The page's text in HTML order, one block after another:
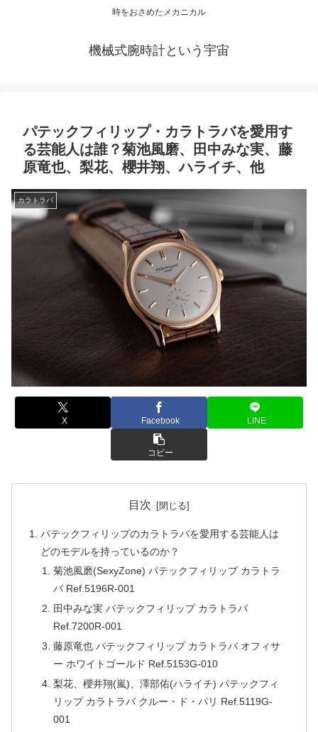
時をおさめたメカニカル
機械式腕時計という宇宙
パテックフィリップ・カラトラバを愛用す
る芸能人は誰？菊池風磨、田中みな実、藤
原竜也、梨花、櫻井翔、ハライチ、他
カラトラバ
X Facebook LINE
コピー
目次
パテックフィリップのカラトラバを愛用する芸能人は
どのモデルを持っているのか？
菊池風磨(SexyZone) パテックフィリップ カラトラ
バ Ref.5196R-001
田中みな実 パテックフィリップ カラトラバ
Ref.7200R-001
藤原竜也 パテックフィリップ カラトラバ オフィサ
ー ホワイトゴールド Ref.5153G-010
梨花、櫻井翔(嵐)、澤部佑(ハライチ) パテックフィ
リップ カラトラバ クルー・ド・パリ Ref.5119G-
001